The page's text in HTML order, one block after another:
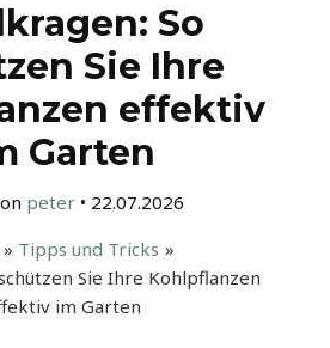
So
Sie Ihre
effektiv
Garten
peter • 22.07.2026
Tipps und Tricks
Sie Ihre Kohlpflanzen
im Garten